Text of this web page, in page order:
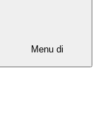
Menu di